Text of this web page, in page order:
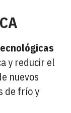
y reducir el
nuevos
de frío y